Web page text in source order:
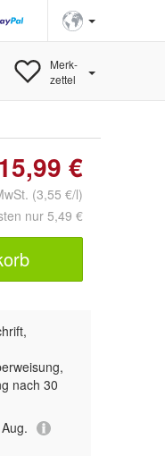
Merk-
zettel
€
(3,55 €/l)
nur 5,49 €
nach 30